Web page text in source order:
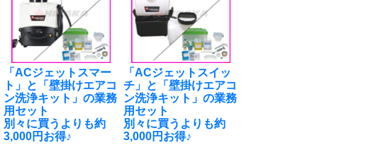
「ACジェットスマー
ト」と「壁掛けエアコ
ン洗浄キット」の業務
用セット
別々に買うよりも約
3,000円お得♪
「ACジェットスイッ
チ」と「壁掛けエアコ
ン洗浄キット」の業務
用セット
別々に買うよりも約
3,000円お得♪